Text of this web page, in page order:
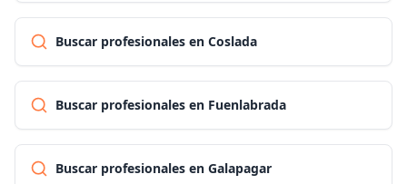
Buscar profesionales en Coslada
Buscar profesionales en Fuenlabrada
Buscar profesionales en Galapagar